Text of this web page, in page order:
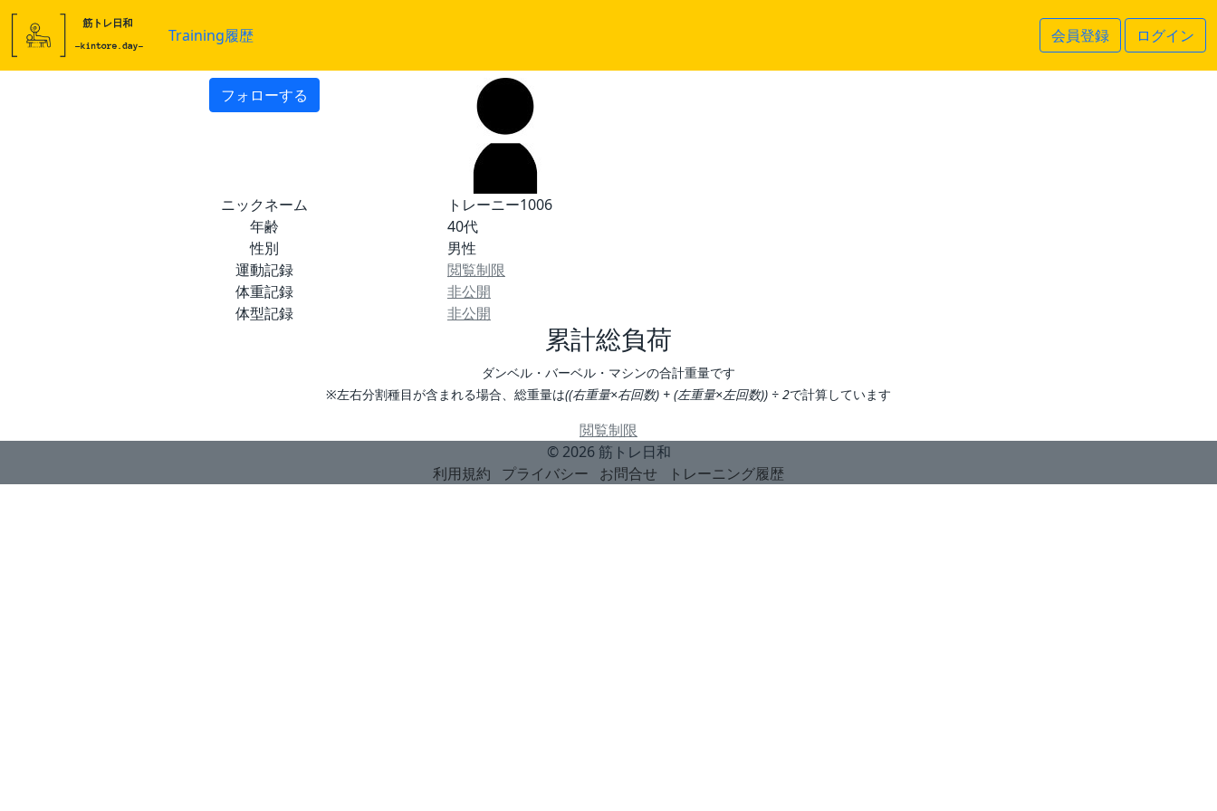
Training履歴 会員登録 ログイン
フォローする
ニックネーム
トレーニー1006
年齢
40代
性別
男性
運動記録
閲覧制限
体重記録
非公開
体型記録
非公開
累計総負荷
ダンベル・バーベル・マシンの合計重量です
※左右分割種目が含まれる場合、総重量は((右重量×右回数) + (左重量×左回数)) ÷ 2で計算しています
閲覧制限
© 2026 筋トレ日和
利用規約
プライバシー お問合せ トレーニング履歴